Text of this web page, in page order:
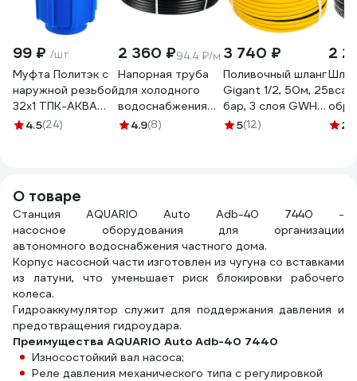
99 ₽ /шт
Муфта Политэк с
наружной резьбой
32х1 ТПК-АКВА
50030032
4.5(24)
2 360 ₽94.4 ₽/м
Напорная труба
для холодного
водоснабжения
UNIPUMP ПЭ100
4.9(8)
3 740 ₽
Поливочный шланг
Gigant 1/2, 50м, 25
бар, 3 слоя GWH-
075(12)
2
2.9
О товаре
Станция AQUARIO Auto Adb-40 7440 -
насосное оборудования для организации
автономного водоснабжения частного дома.
Корпус насосной части изготовлен из чугуна со вставками
из латуни, что уменьшает риск блокировки рабочего
колеса.
Гидроаккумулятор служит для поддержания давления и
предотвращения гидроудара.
Преимущества AQUARIO Auto Adb-40 7440
Износостойкий вал насоса;
Реле давления механического типа с регулировкой